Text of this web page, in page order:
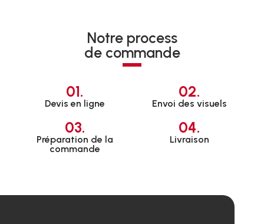
Notre process
de commande
01.
Devis en ligne
02.
Envoi des visuels
03.
Préparation de la
commande
04.
Livraison